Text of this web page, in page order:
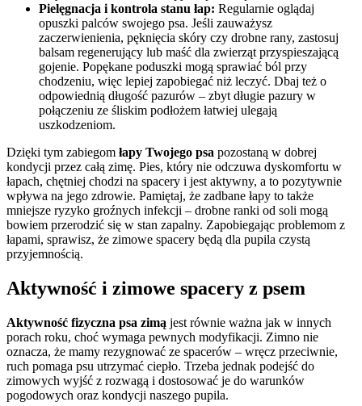
Pielęgnacja i kontrola stanu łap: Regularnie oglądaj
opuszki palców swojego psa. Jeśli zauważysz
zaczerwienienia, pęknięcia skóry czy drobne rany, zastosuj
balsam regenerujący lub maść dla zwierząt przyspieszającą
gojenie. Popękane poduszki mogą sprawiać ból przy
chodzeniu, więc lepiej zapobiegać niż leczyć. Dbaj też o
odpowiednią długość pazurów – zbyt długie pazury w
połączeniu ze śliskim podłożem łatwiej ulegają
uszkodzeniom.
Dzięki tym zabiegom łapy Twojego psa pozostaną w dobrej
kondycji przez całą zimę. Pies, który nie odczuwa dyskomfortu w
łapach, chętniej chodzi na spacery i jest aktywny, a to pozytywnie
wpływa na jego zdrowie. Pamiętaj, że zadbane łapy to także
mniejsze ryzyko groźnych infekcji – drobne ranki od soli mogą
bowiem przerodzić się w stan zapalny. Zapobiegając problemom z
łapami, sprawisz, że zimowe spacery będą dla pupila czystą
przyjemnością.
Aktywność i zimowe spacery z psem
Aktywność fizyczna psa zimą jest równie ważna jak w innych
porach roku, choć wymaga pewnych modyfikacji. Zimno nie
oznacza, że mamy rezygnować ze spacerów – wręcz przeciwnie,
ruch pomaga psu utrzymać ciepło. Trzeba jednak podejść do
zimowych wyjść z rozwagą i dostosować je do warunków
pogodowych oraz kondycji naszego pupila.